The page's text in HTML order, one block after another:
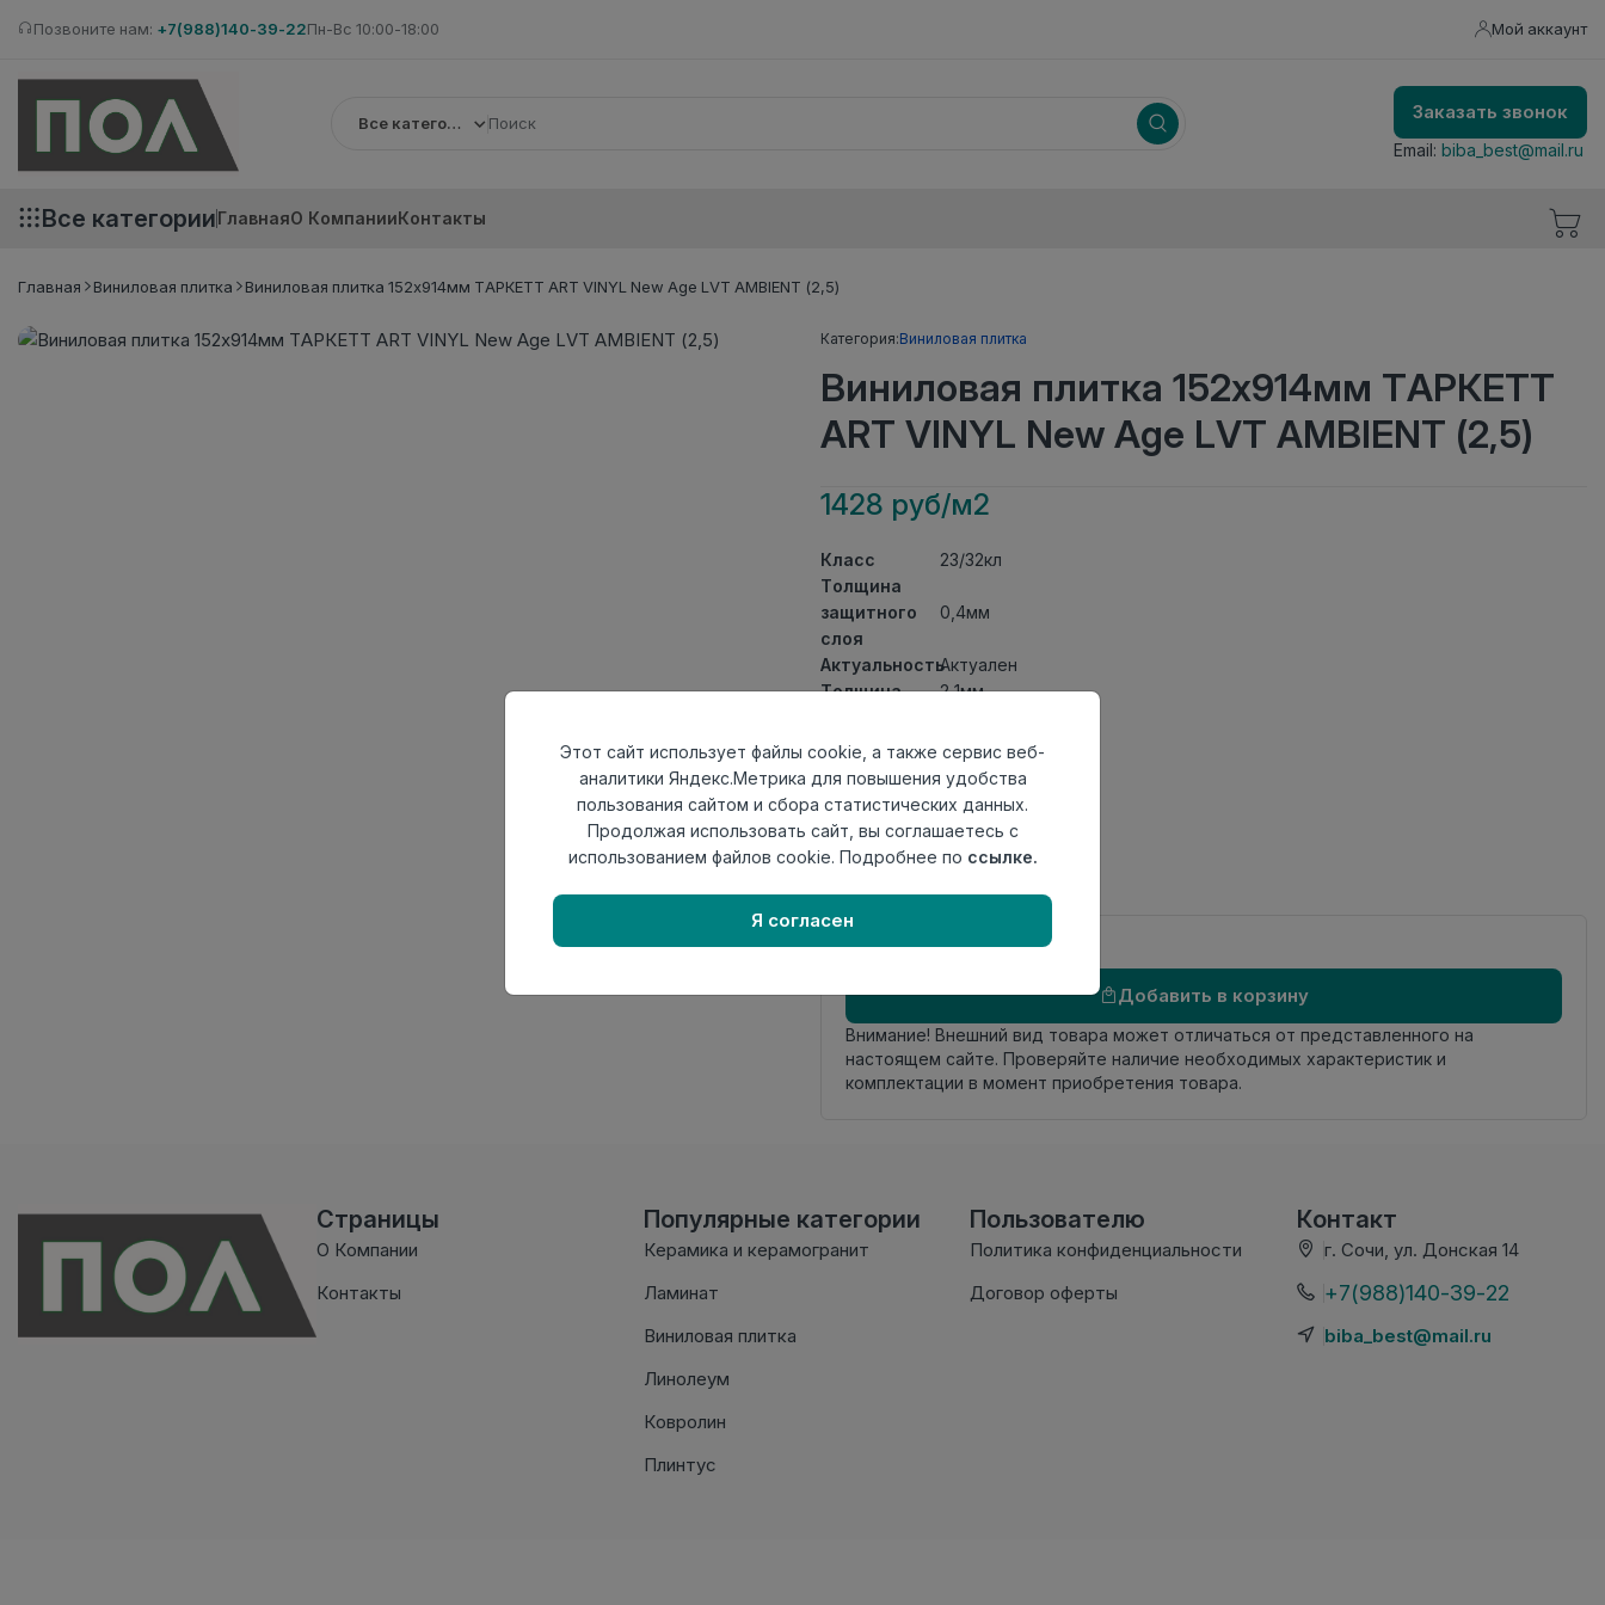
Позвоните нам: +7(988)140-39-22Пн-Вс 10:00-18:00 Мой аккаунт
Все категории
Заказать звонок
Email: biba_best@mail.ru
Все категорииГлавнаяО КомпанииКонтакты
Главная Виниловая плитка Виниловая плитка 152x914мм ТАРКЕТТ ART VINYL New Age LVT AMBIENT (2,5)
Категория:Виниловая плитка
Виниловая плитка 152x914мм ТАРКЕТТ
ART VINYL New Age LVT AMBIENT (2,5)
1428 руб/м2
Класс
23/32кл
Толщина
защитного
слоя
0,4мм
АктуальностьАктуален
Толщина
2,1мм
доски
до +27 градусов
укладки
На клей
Фаска
происхождения
Осталось4 упак
Добавить в корзину
Внимание! Внешний вид товара может отличаться от представленного на
настоящем сайте. Проверяйте наличие необходимых характеристик и
комплектации в момент приобретения товара.
Страницы
О Компании
Контакты
Популярные категории
Керамика и керамогранит
Ламинат
Виниловая плитка
Линолеум
Ковролин
Плинтус
Пользователю
Политика конфиденциальности
Договор оферты
Контакт
г. Сочи, ул. Донская 14
+7(988)140-39-22
biba_best@mail.ru
Этот сайт использует файлы cookie, а также сервис веб-
аналитики Яндекс.Метрика для повышения удобства
пользования сайтом и сбора статистических данных.
Продолжая использовать сайт, вы соглашаетесь с
использованием файлов cookie. Подробнее по ссылке.
Я согласен